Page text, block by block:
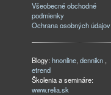
Všeobecné obchodné
podmienky
Ochrana osobných údajov
Blogy:hnonline,dennikn ,
etrend
Školenia a semináre:
www.relia.sk